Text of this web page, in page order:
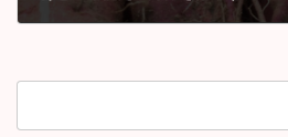
2022年10月